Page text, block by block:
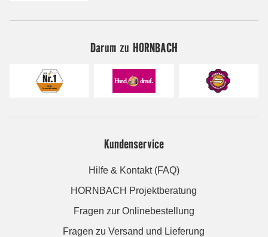
Darum zu HORNBACH
Kundenservice
Hilfe & Kontakt (FAQ)
HORNBACH Projektberatung
Fragen zur Onlinebestellung
Fragen zu Versand und Lieferung